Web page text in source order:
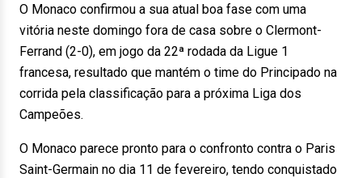
O Monaco confirmou a sua atual boa fase com uma
vitória neste domingo fora de casa sobre o Clermont-
Ferrand (2-0), em jogo da 22ª rodada da Ligue 1
francesa, resultado que mantém o time do Principado na
corrida pela classificação para a próxima Liga dos
Campeões.
O Monaco parece pronto para o confronto contra o Paris
Saint-Germain no dia 11 de fevereiro, tendo conquistado